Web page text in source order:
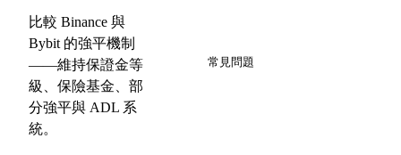
比較 Binance 與
Bybit 的強平機制
——維持保證金等
級、保險基金、部
分強平與 ADL 系
統。
常見問題